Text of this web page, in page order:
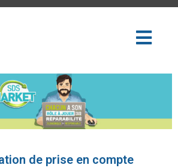
de prise en compte